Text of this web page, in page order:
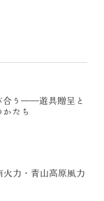
合う――遊具贈呈と
たち
火力・青山高原風力